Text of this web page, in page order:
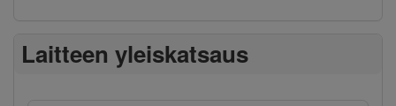
Laitteen yleiskatsaus